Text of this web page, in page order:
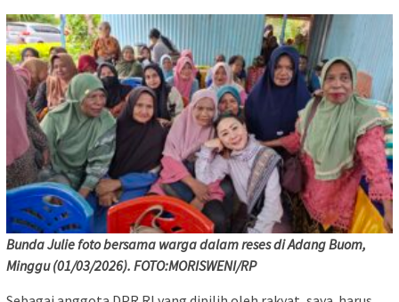
Bunda Julie foto bersama warga dalam reses di Adang Buom,
Minggu (01/03/2026). FOTO:MORISWENI/RP